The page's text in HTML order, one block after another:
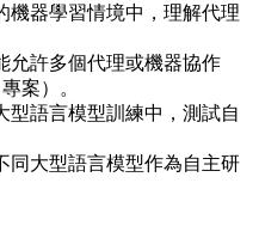
機器學習情境中，理解代理
允許多個代理或機器協作
案）。
型語言模型訓練中，測試自
同大型語言模型作為自主研